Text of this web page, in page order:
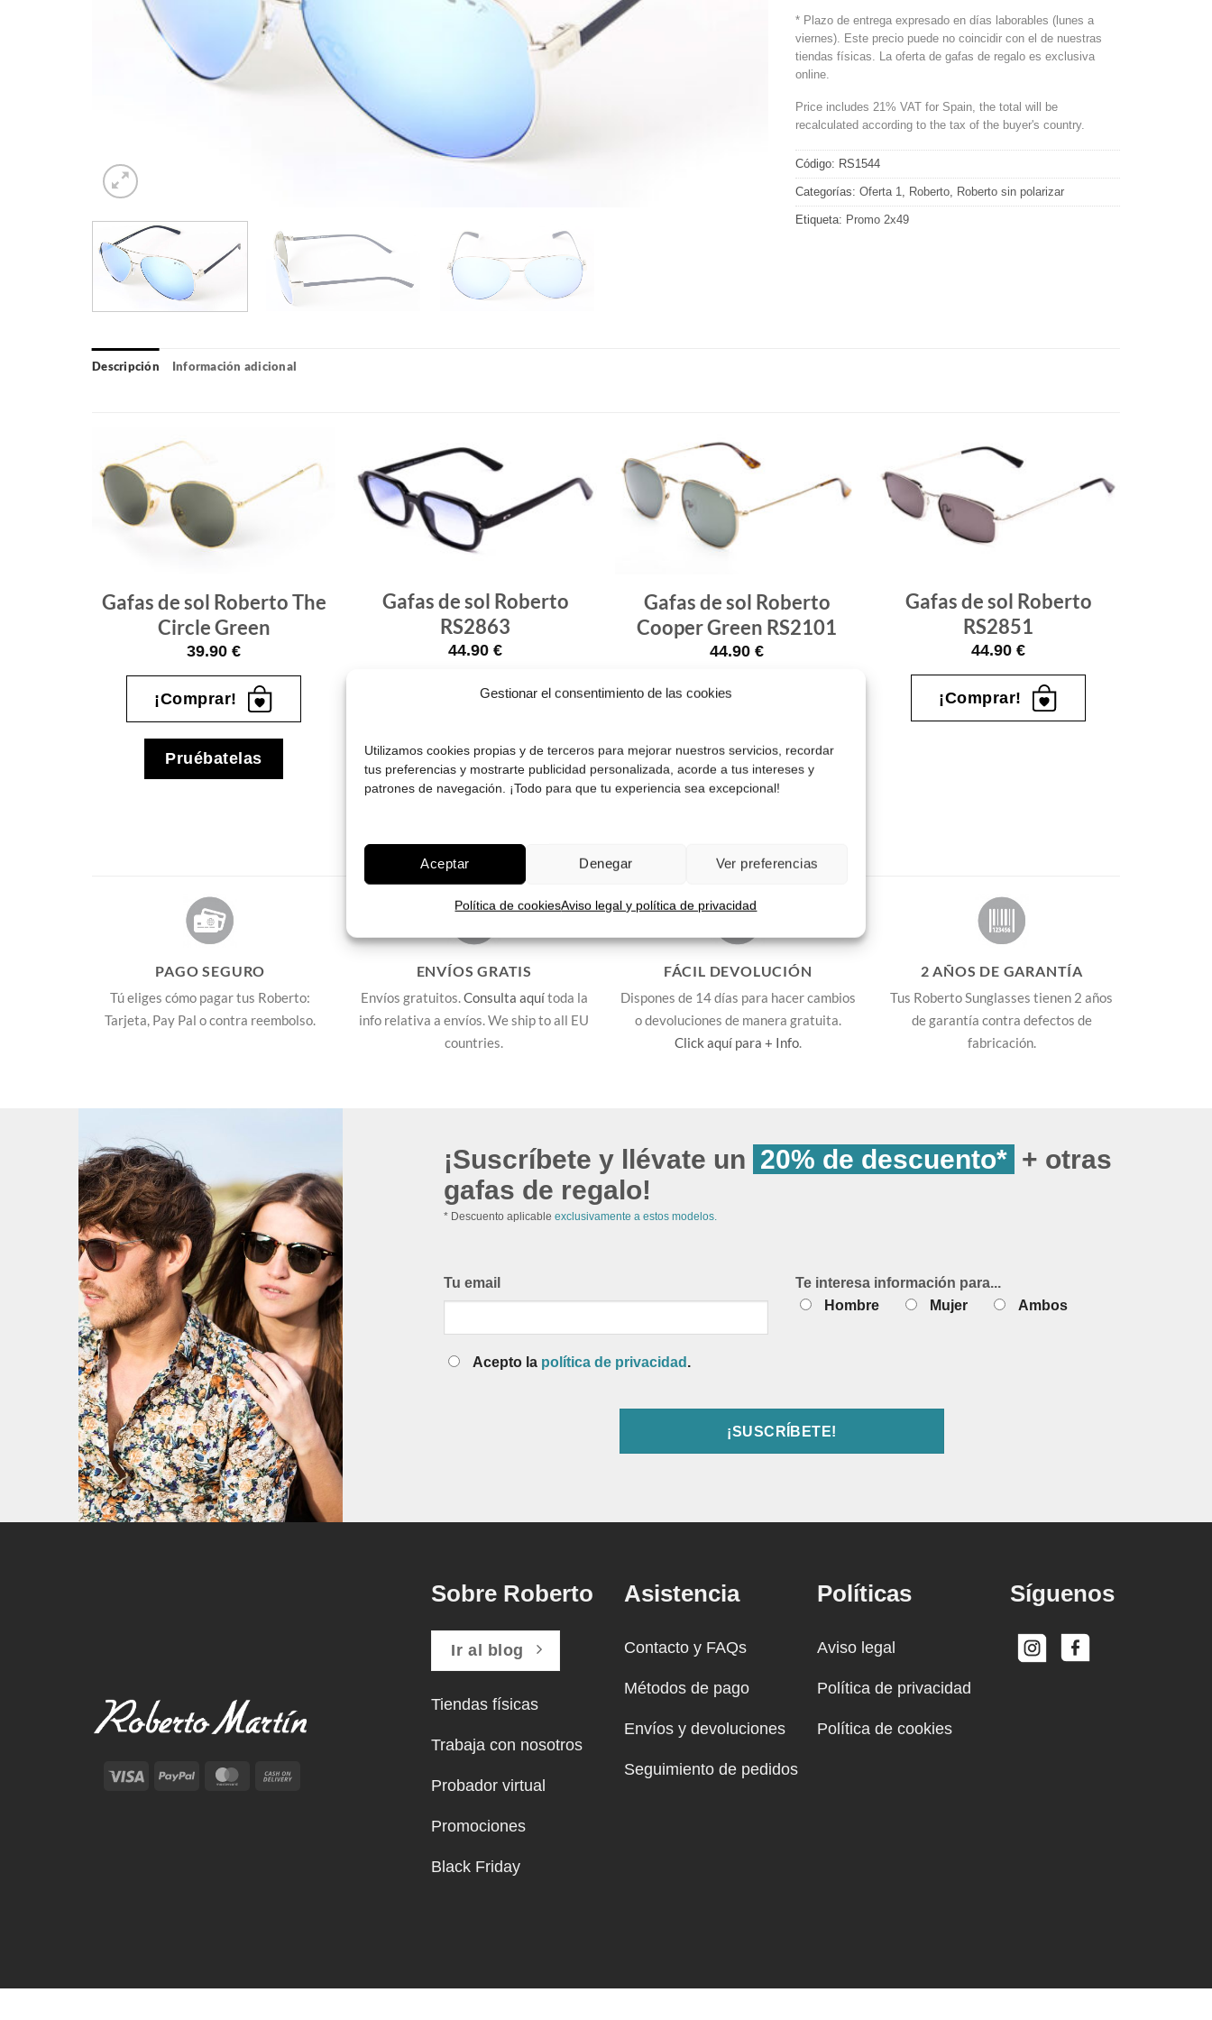
Gestionar el consentimiento de las cookies
Utilizamos cookies propias y de terceros para mejorar nuestros servicios, recordar
tus preferencias y mostrarte publicidad personalizada, acorde a tus intereses y
patrones de navegación. ¡Todo para que tu experiencia sea excepcional!
Aceptar Denegar Ver preferencias
Política de cookiesAviso legal y política de privacidad
* Plazo de entrega expresado en días laborables (lunes a
viernes). Este precio puede no coincidir con el de nuestras
tiendas físicas. La oferta de gafas de regalo es exclusiva
online.
Price includes 21% VAT for Spain, the total will be
recalculated according to the tax of the buyer's country.
Código: RS1544
Categorías: Oferta 1, Roberto, Roberto sin polarizar
Etiqueta: Promo 2x49
Descripción Información adicional
Gafas
Gafas de sol Roberto The
Circle Green
39.90 €
¡Comprar!
Pruébatelas
Gafas
de sol
Gafas de sol Roberto
RS2863
44.90 €
¡Comprar!
Gafas
de sol
Gafas de sol Roberto
Cooper Green RS2101
44.90 €
¡Comprar!
Pruébatelas
Gafas
de sol
Gafas de sol Roberto
RS2851
44.90 €
¡Comprar!
PAGO SEGURO
Tú eliges cómo pagar tus Roberto:
Tarjeta, Pay Pal o contra reembolso.
ENVÍOS GRATIS
Envíos gratuitos. Consulta aquítoda la
info relativa a envíos. We ship to all EU
countries.
FÁCIL DEVOLUCIÓN
Dispones de 14 días para hacer cambios
o devoluciones de manera gratuita.
Click aquí para + Info.
2 AÑOS DE GARANTÍA
Tus Roberto Sunglasses tienen 2 años
de garantía contra defectos de
fabricación.
¡Suscríbete y llévate un 20% de descuento* + otras
gafas de regalo!
* Descuento aplicable exclusivamente a estos modelos.
Tu email
Acepto la política de privacidad .
Te interesa información para...
Hombre
Mujer Ambos
Visa PayPal MasterCard
Sobre Roberto
Ir al blog
Tiendas físicas
Trabaja con nosotros
Probador virtual
Promociones
Black Friday
Asistencia
Contacto y FAQs
Métodos de pago
Envíos y devoluciones
Seguimiento de pedidos
Políticas
Aviso legal
Política de privacidad
Política de cookies
Síguenos